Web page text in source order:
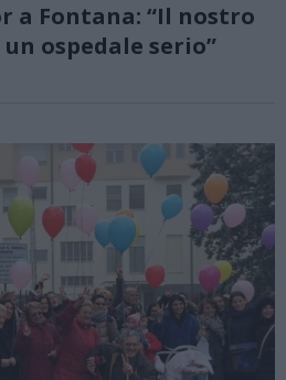
a Fontana: “Il nostro
ospedale serio”